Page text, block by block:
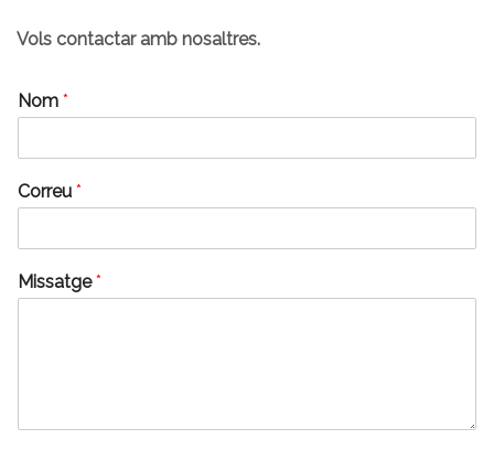
Vols contactar amb nosaltres.
Nom *
Correu *
Missatge*